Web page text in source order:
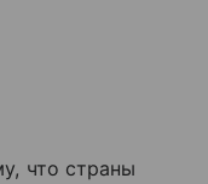
что страны